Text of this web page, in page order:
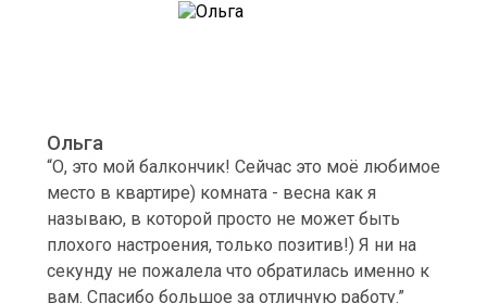
Ольга
“О, это мой балкончик! Сейчас это моё любимое
место в квартире) комната - весна как я
называю, в которой просто не может быть
плохого настроения, только позитив!) Я ни на
секунду не пожалела что обратилась именно к
вам. Спасибо большое за отличную работу.”